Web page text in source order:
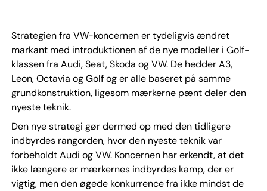
Strategien fra VW-koncernen er tydeligvis ændret
markant med introduktionen af de nye modeller i Golf-
klassen fra Audi, Seat, Skoda og VW. De hedder A3,
Leon, Octavia og Golf og er alle baseret på samme
grundkonstruktion, ligesom mærkerne pænt deler den
nyeste teknik.
Den nye strategi gør dermed op med den tidligere
indbyrdes rangorden, hvor den nyeste teknik var
forbeholdt Audi og VW. Koncernen har erkendt, at det
ikke længere er mærkernes indbyrdes kamp, der er
vigtig, men den øgede konkurrence fra ikke mindst de